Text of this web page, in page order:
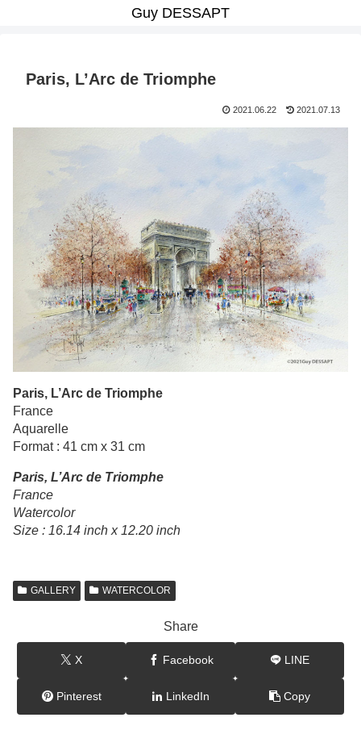
Guy DESSAPT
Paris, L’Arc de Triomphe
2021.06.22 2021.07.13
Paris, L’Arc de Triomphe
France
Aquarelle
Format : 41 cm x 31 cm
Paris, L’Arc de Triomphe
France
Watercolor
Size : 16.14 inch x 12.20 inch
GALLERY WATERCOLOR
Share
X Facebook LINE
Pinterest LinkedIn Copy